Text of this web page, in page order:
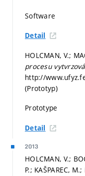
Software
Detail
HOLCMAN, V.;
procesu
http://
(Prototyp)
Prototype
Detail
2013
HOLCMAN, V.;
P.; KAŠPAREC,